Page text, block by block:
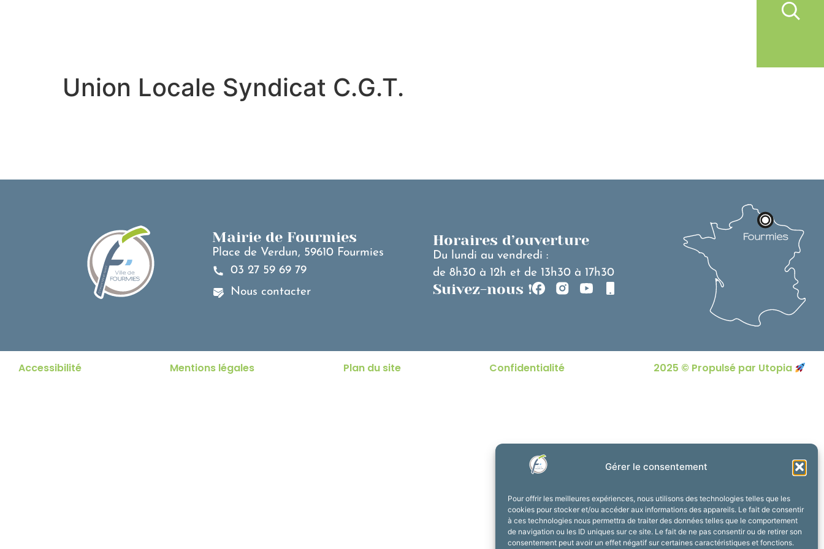
Gérer le consentement
Pour offrir les meilleures expériences, nous utilisons des technologies telles que les
cookies pour stocker et/ou accéder aux informations des appareils. Le fait de consentir
à ces technologies nous permettra de traiter des données telles que le comportement
de navigation ou les ID uniques sur ce site. Le fait de ne pas consentir ou de retirer son
consentement peut avoir un effet négatif sur certaines caractéristiques et fonctions.
Union Locale Syndicat C.G.T.
Mairie de Fourmies
Place de Verdun, 59610 Fourmies
03 27 59 69 79
Nous contacter
Horaires d’ouverture
Du lundi au vendredi :
de 8h30 à 12h et de 13h30 à 17h30
Suivez-nous !
Accessibilité Mentions légales Plan du site Confidentialité 2025 © Propulsé par Utopia